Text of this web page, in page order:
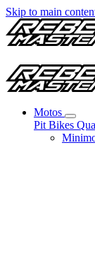
Skip to main
Motos
Pit Bikes